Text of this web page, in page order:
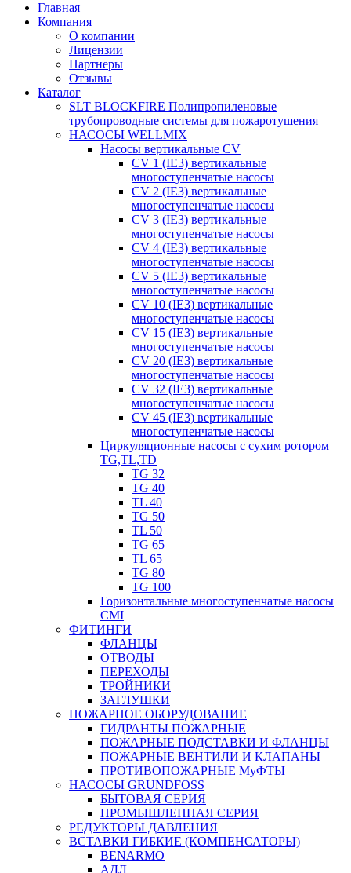
Главная
Компания
О компании
Лицензии
Партнеры
Отзывы
Каталог
SLT BLOCKFIRE Полипропиленовые
трубопроводные системы для пожаротушения
НАСОСЫ WELLMIX
Насосы вертикальные CV
CV 1 (IE3) вертикальные
многоступенчатые насосы
CV 2 (IE3) вертикальные
многоступенчатые насосы
CV 3 (IE3) вертикальные
многоступенчатые насосы
CV 4 (IE3) вертикальные
многоступенчатые насосы
CV 5 (IE3) вертикальные
многоступенчатые насосы
CV 10 (IE3) вертикальные
многоступенчатые насосы
CV 15 (IE3) вертикальные
многоступенчатые насосы
CV 20 (IE3) вертикальные
многоступенчатые насосы
CV 32 (IE3) вертикальные
многоступенчатые насосы
CV 45 (IE3) вертикальные
многоступенчатые насосы
Циркуляционные насосы с сухим ротором
TG,TL,TD
TG 32
TG 40
TL 40
TG 50
TL 50
TG 65
TL 65
TG 80
TG 100
Горизонтальные многоступенчатые насосы
CMI
ФИТИНГИ
ФЛАНЦЫ
ОТВОДЫ
ПЕРЕХОДЫ
ТРОЙНИКИ
ЗАГЛУШКИ
ПОЖАРНОЕ ОБОРУДОВАНИЕ
ГИДРАНТЫ ПОЖАРНЫЕ
ПОЖАРНЫЕ ПОДСТАВКИ И ФЛАНЦЫ
ПОЖАРНЫЕ ВЕНТИЛИ И КЛАПАНЫ
ПРОТИВОПОЖАРНЫЕ МуФТЫ
НАСОСЫ GRUNDFOSS
БЫТОВАЯ СЕРИЯ
ПРОМЫШЛЕННАЯ СЕРИЯ
РЕДУКТОРЫ ДАВЛЕНИЯ
ВСТАВКИ ГИБКИЕ (КОМПЕНСАТОРЫ)
BENARMO
АДЛ